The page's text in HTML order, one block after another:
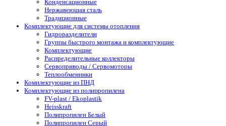
Конденсационные
Нержавеющая сталь
Традиционные
Комплектующие для системы отопления
Гидроразделители
Группы быстрого монтажа и комплектующие
Комплектующие
Распределительные коллекторы
Сервоприводы / Сервомоторы
Теплообменники
Комплектующие из ПНД
Комплектующие из полипропилена
FV-plast / Ekoplastik
Heisskraft
Полипропилен Белый
Полипропилен Серый